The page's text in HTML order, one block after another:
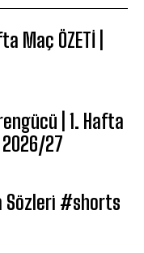
Maç ÖZETİ |
| 1. Hafta
2026/27
Sözleri #shorts